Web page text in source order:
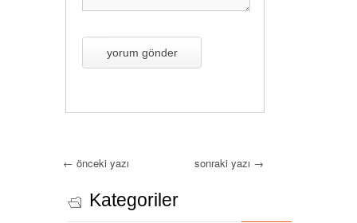
← önceki yazı sonraki yazı →
Kategoriler